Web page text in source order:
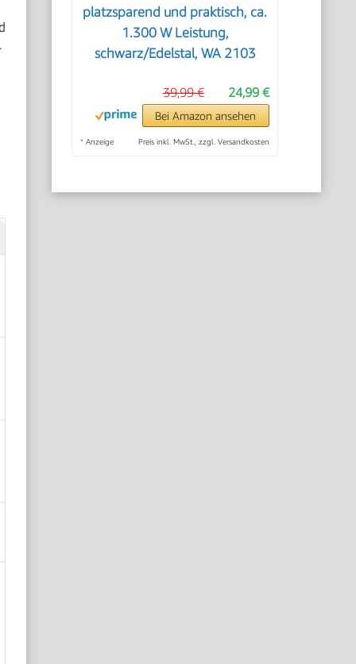
platzsparend und praktisch, ca.
1.300 W Leistung,
schwarz/Edelstal, WA 2103
24,99 €
39,99 €
Bei Amazon ansehen
* Anzeige Preis inkl. MwSt., zzgl. Versandkosten